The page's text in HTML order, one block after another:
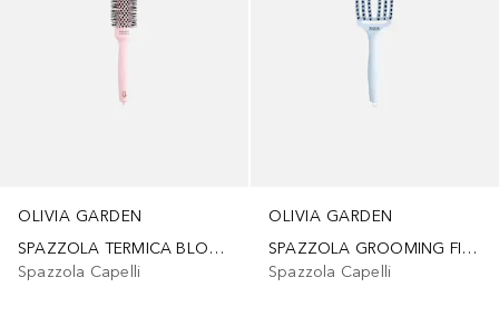
OLIVIA GARDEN
SPAZZOLA TERMICA BLOWOUT SPEED PASTEL PINK 35 mm
Spazzola Capelli
OLIVIA GARDEN
SPAZZOLA GROOMING FINGERBRUSH PASTEL BLUE
Spazzola Capelli